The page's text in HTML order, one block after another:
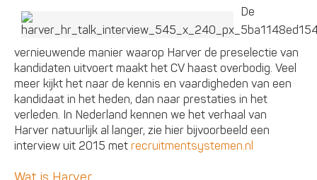
De
vernieuwende manier waarop Harver de preselectie van
kandidaten uitvoert maakt het CV haast overbodig. Veel
meer kijkt het naar de kennis en vaardigheden van een
kandidaat in het heden, dan naar prestaties in het
verleden. In Nederland kennen we het verhaal van
Harver natuurlijk al langer, zie hier bijvoorbeeld een
interview uit 2015 metrecruitmentsystemen.nl